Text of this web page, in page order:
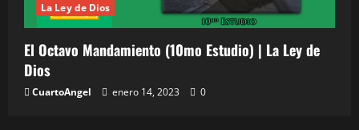
La Ley de Dios
El Octavo Mandamiento (10mo Estudio) | La Ley de
Dios
CuartoAngel enero 14, 2023 0